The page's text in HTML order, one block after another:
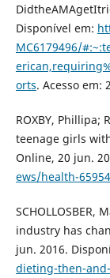
Disponível em:
MC6179496/
orts. Acesso em:
ROXBY, Phillipa;
teenage girls
Online, 20 jun.
ews/health-
SCHOLLOSBER,
industry has
jun. 2016.
dieting-then-